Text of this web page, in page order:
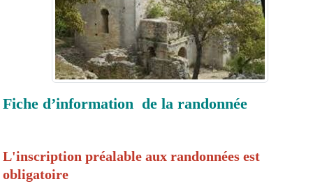
Fiche d’information de la randonnée
L'inscription préalable aux randonnées est
obligatoire